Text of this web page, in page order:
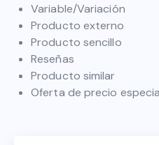
Variable/Variación
Producto externo
Producto sencillo
Reseñas
Producto similar
Oferta de precio